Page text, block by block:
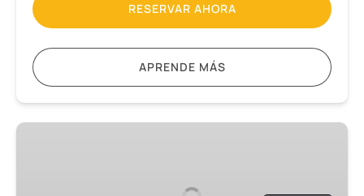
RESERVAR AHORA
APRENDE MÁS
Excursión